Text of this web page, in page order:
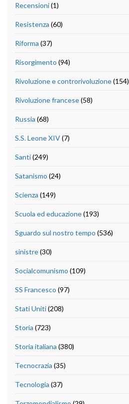
Recensioni(1)
Resistenza (60)
Riforma (37)
Risorgimento (94)
Rivoluzione e controrivoluzione(154)
Rivoluzione francese(58)
Russia (68)
S.S. Leone XIV(7)
Santi(249)
Satanismo (24)
Scienza (149)
Scuola ed educazione(193)
Sguardo sul nostro tempo (536)
sinistre(30)
Socialcomunismo (109)
SS Francesco (97)
Stati Uniti(208)
Storia (723)
Storia italiana (380)
Tecnocrazia (35)
Tecnologia (37)